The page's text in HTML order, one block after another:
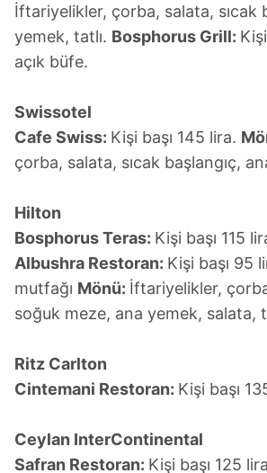
İftariyelikler, çorba, salata, sıcak
yemek, tatlı. Bosphorus Grill:
açık büfe.
Swissotel
Cafe Swiss: Kişi başı 145 lira.
çorba, salata, sıcak başlangıç,
Hilton
Bosphorus Teras: Kişi başı 115
Albushra Restoran: Kişi başı 95
mutfağı Mönü: İftariyelikler,
soğuk meze, ana yemek, salata,
Ritz Carlton
Cintemani Restoran: Kişi başı
Ceylan InterContinental
Safran Restoran: Kişi başı 125